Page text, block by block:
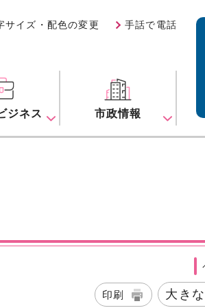
サイズ・配色の変更 手話で電話
ジネス 市政情報
印刷 大き